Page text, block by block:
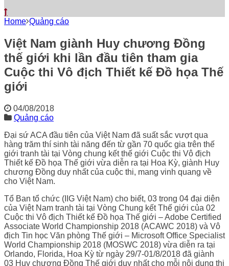
Home Quảng cáo
Việt Nam giành Huy chương Đồng
thế giới khi lần đầu tiên tham gia
Cuộc thi Vô địch Thiết kế Đồ họa Thế
giới
04/08/2018
Quảng cáo
Đại sứ ACA đầu tiên của Việt Nam đã suất sắc vượt qua
hàng trăm thí sinh tài năng đến từ gần 70 quốc gia trên thế
giới tranh tài tại Vòng chung kết thế giới Cuộc thi Vô địch
Thiết kế Đồ họa Thế giới vừa diễn ra tại Hoa Kỳ, giành Huy
chương Đồng duy nhất của cuộc thi, mang vinh quang về
cho Việt Nam.
Tổ Ban tổ chức (IIG Việt Nam) cho biết, 03 trong 04 đại diện
của Việt Nam tranh tài tại Vòng Chung kết Thế giới của 02
Cuộc thi Vô địch Thiết kế Đồ họa Thế giới – Adobe Certified
Associate World Championship 2018 (ACAWC 2018) và Vô
địch Tin học Văn phòng Thế giới – Microsoft Office Specialist
World Championship 2018 (MOSWC 2018) vừa diễn ra tại
Orlando, Florida, Hoa Kỳ từ ngày 29/7-01/8/2018 đã giành
03 Huy chương Đồng Thế giới duy nhất cho mỗi nội dung thi